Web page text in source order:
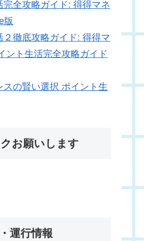
完全攻略ガイド: 得得マネ
版
２徹底攻略ガイド: 得得マ
ント生活完全攻略ガイド
スの賢い選択 ポイント生
お願いします
運行情報